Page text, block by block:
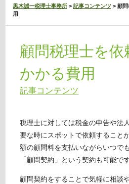
黒木誠一税理士事務所 > 記事コンテンツ > 顧
用
顧問税理士を依
かかる費用
記事コンテンツ
税理士に対しては税金の申告や法
要な時にスポットで依頼すること
額の顧問料を支払いながらいつで
「顧問契約」という契約も可能です
顧問契約をすることで気軽に相談